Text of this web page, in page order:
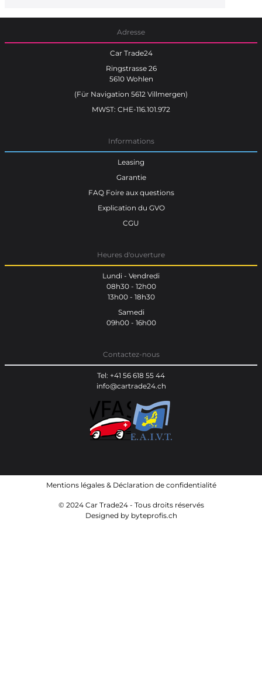
Adresse
Car Trade24
Ringstrasse 26
5610 Wohlen
(Für Navigation 5612 Villmergen)
MWST: CHE-116.101.972
Informations
Leasing
Garantie
FAQ Foire aux questions
Explication du GVO
CGU
Heures d'ouverture
Lundi - Vendredi
08h30 - 12h00
13h00 - 18h30
Samedi
09h00 - 16h00
Contactez-nous
Tel: +41 56 618 55 44
info@cartrade24.ch
Mentions légales& Déclaration de confidentialité
© 2024 Car Trade24 - Tous droits réservés
Designed by byteprofis.ch